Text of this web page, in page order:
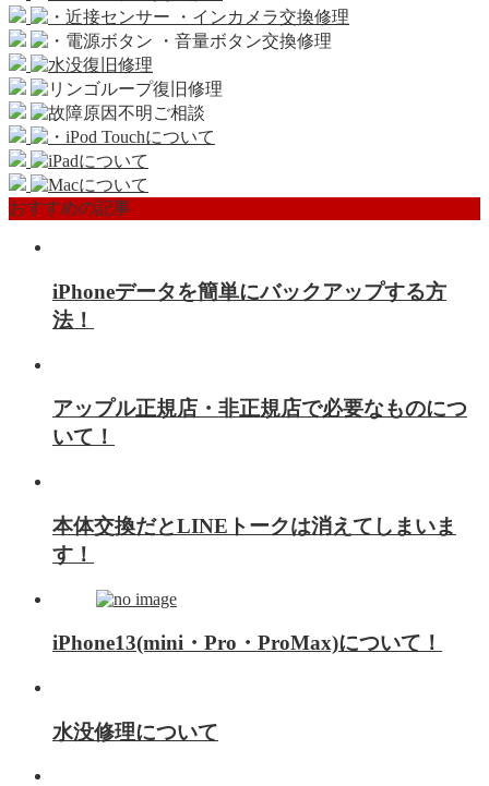
おすすめの記事
iPhoneデータを簡単にバックアップする方
法！
アップル正規店・非正規店で必要なものにつ
いて！
本体交換だとLINEトークは消えてしまいま
す！
iPhone13(mini・Pro・ProMax)について！
水没修理について